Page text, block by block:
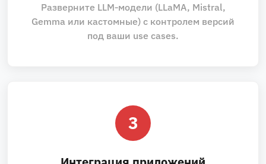
Разверните LLM‑модели (LLaMA, Mistral,
Gemma или кастомные) с контролем версий
под ваши use cases.
3